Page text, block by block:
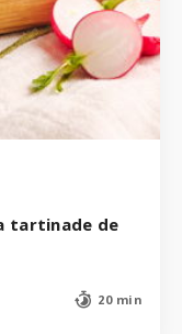
tartinade de
20 min